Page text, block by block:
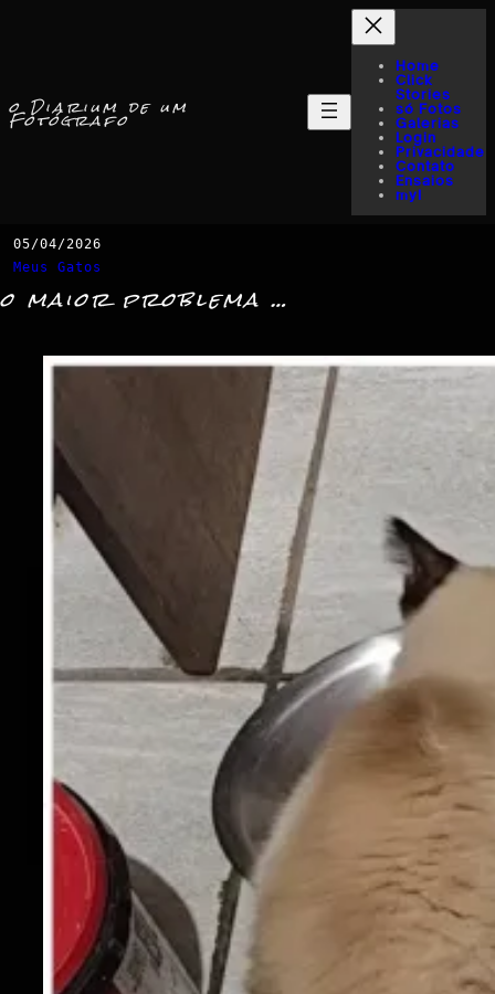
o Diarium de um
Fotógrafo
Home
Click
Stories
só Fotos
Galerias
Login
Privacidade
Contato
Ensaios
myI
05/04/2026
Meus Gatos
o maior problema …